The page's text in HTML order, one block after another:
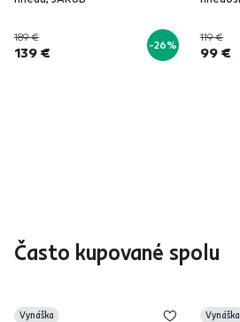
189 €
139 € -26%
119 €
99 €
Často kupované spolu
Vynáška Vynáška